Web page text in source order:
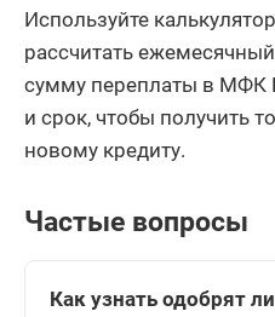
Используйте
рассчитать
сумму переплаты в МФК
и срок, чтобы получить
новому кредиту.
Частые вопросы
Как узнать одобрят